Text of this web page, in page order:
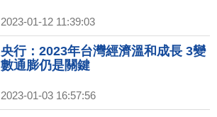
2023-01-12 11:39:03
央行：2023年台灣經濟溫和成長 3變
數通膨仍是關鍵
2023-01-03 16:57:56